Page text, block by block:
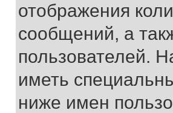
отображения
сообщений, а
пользователей.
иметь
ниже имен